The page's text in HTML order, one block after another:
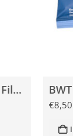
BWT FLEX Connector für besthead Filterkopf, Anschlussstück gerade x Ø 3/8″
€8,50